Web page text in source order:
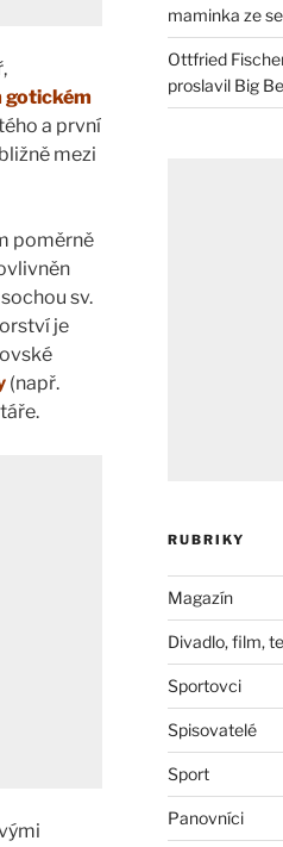
gotickém
a první
mezi
poměrně
sv.
je
(např.
maminka ze
Ottfried
proslavil Big
RUBRIKY
Magazín
Divadlo, film,
Sportovci
Spisovatelé
Sport
Panovníci